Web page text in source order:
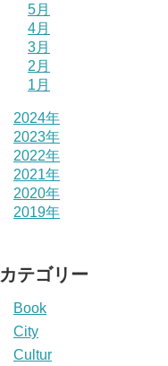
5月
4月
3月
2月
1月
2024年
2023年
2022年
2021年
2020年
2019年
カテゴリー
Book
City
Cultur